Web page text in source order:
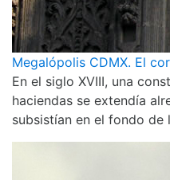
Megalópolis CDMX. El
En el siglo XVIII, una
haciendas se extendía
subsistían en el fondo de